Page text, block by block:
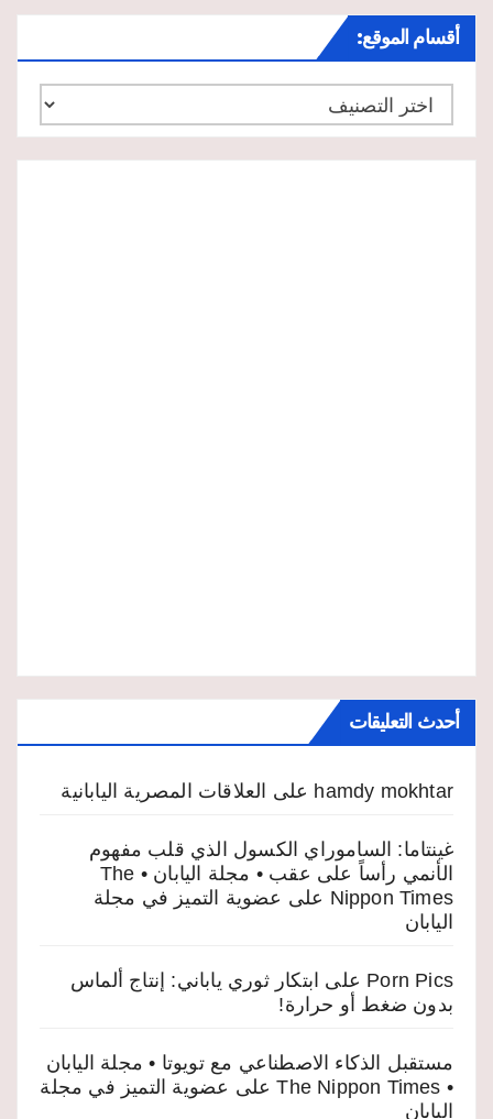
أقسام الموقع:
أقسام
الموقع:
أحدث التعليقات
hamdy mokhtar على العلاقات المصرية اليابانية
غينتاما: الساموراي الكسول الذي قلب مفهوم
الأنمي رأساً على عقب • مجلة اليابان • The
Nippon Times على عضوية التميز في مجلة
اليابان
Porn Pics على ابتكار ثوري ياباني: إنتاج ألماس
بدون ضغط أو حرارة!
مستقبل الذكاء الاصطناعي مع تويوتا • مجلة اليابان
• The Nippon Times
على عضوية التميز في مجلة
اليابان